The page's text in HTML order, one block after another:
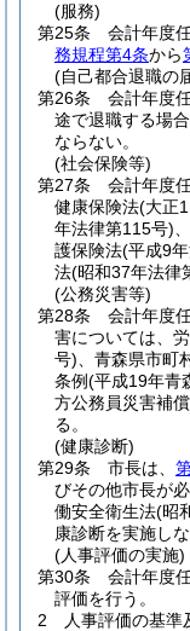
(服務)
第25条
会計年度
務規程第4条から
(自己都合退職の
第26条
会計年度
途で退職する場
ならない。
(社会保険等)
第27条
会計年度
健康保険法(大正
年法律第115号)
護保険法(平成9
法(昭和37年法律
(公務災害等)
第28条
会計年度
害については、
号) 、青森県市
条例(平成19年青
方公務員災害補
る。
(健康診断)
第29条
市長は、
びその他市長が
働安全衛生法(昭
康診断を実施し
(人事評価の実施)
第30条
会計年度
評価を行う。
2
人事評価の基